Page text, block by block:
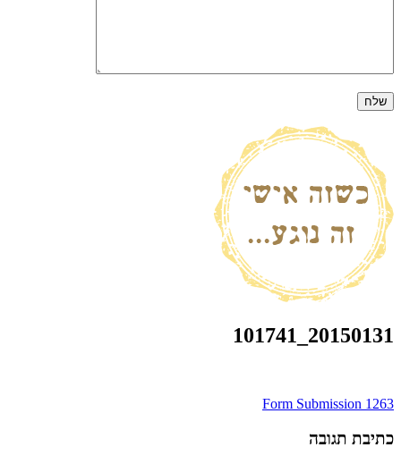
20150131_101741
ניווט
Form Submission 1263
כתיבת תגובה